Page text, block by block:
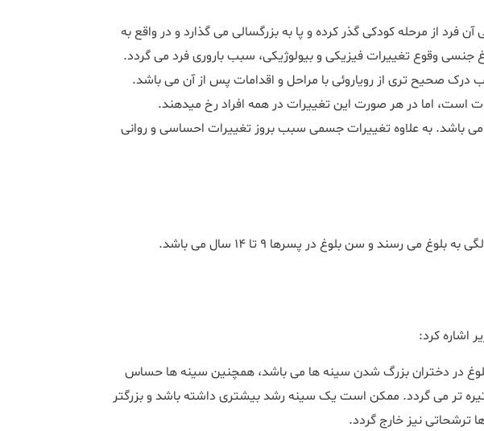
فرد از مرحله کودکی گذر کرده و پا به بزرگسالی می گذارد و در واقع به
وقوع تغییرات فیزیکی و بیولوژیکی، سبب باروری فرد می گردد.
صحیح تری از رویاروئی با مراحل و اقدامات پس از آن می باشد.
تغییرات دوران بلوغ در افراد مختلف متفاوت است، اما در هر صورت این تغییرات در همه افراد رخ می‎دهند.
باشد. به علاوه تغییرات جسمی سبب بروز تغییرات احساسی و روانی
اشاره کرد:
از اولین علائم بلوغ در دختران بزرگ شدن سینه ها می باشد، همچنین سینه ها حساس‎
تر و دردناک‎ تر می شوند و هاله دور سینه تیره‎ تر می گردد. ممکن است یک سینه رشد بیشتری داشته باشد و بزرگتر
نیز خارج گردد.